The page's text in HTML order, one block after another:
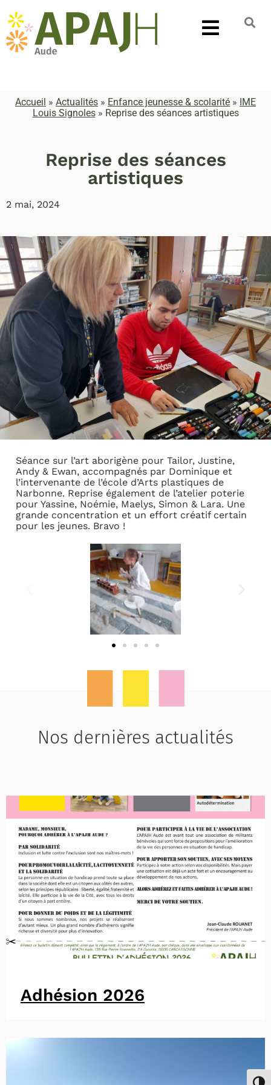
Accueil » Actualités » Enfance jeunesse & scolarité » IME
Louis Signoles» Reprise des séances artistiques
Reprise des séances
artistiques
2 mai, 2024
Séance sur l’art aborigène pour Tailor, Justine,
Andy & Ewan, accompagnés par Dominique et
l’intervenante de l’école d’Arts plastiques de
Narbonne. Reprise également de l’atelier poterie
pour Yassine, Noémie, Maelys, Simon & Lara. Une
grande concentration et un effort créatif certain
pour les jeunes. Bravo !
Nos dernières actualités
Adhésion 2026